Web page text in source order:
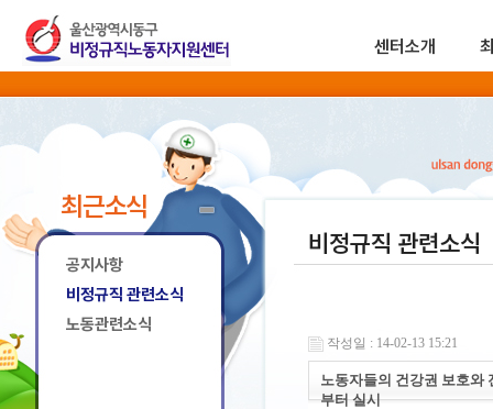
센터소개
최근소식
공지사항
비정규직 관련소식
노동관련소식
비정규직 관련소식
작성일 : 14-02-13 15:21
노동자들의 건강권 보호와
부터 실시